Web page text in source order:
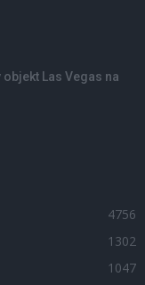
objekt Las Vegas na
4756
1302
1047